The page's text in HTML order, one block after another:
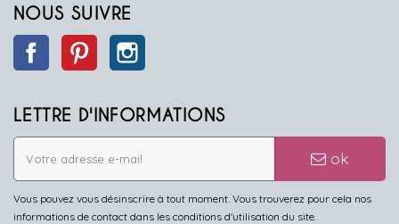
NOUS SUIVRE
Facebook Pinterest
LETTRE D'INFORMATIONS
ok
Vous pouvez vous désinscrire à tout moment. Vous trouverez pour cela nos
informations de contact dans les conditions d'utilisation du site.